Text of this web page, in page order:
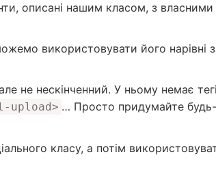
описані нашим класом, з
використовувати його нарівні
не нескінченний. У ньому немає
upload> … Просто придумайте
класу, а потім